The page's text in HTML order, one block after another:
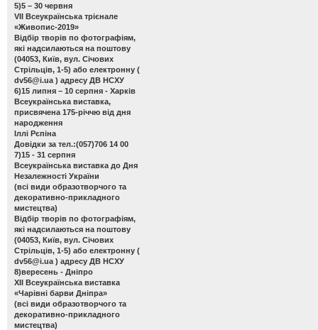
5)5 – 30 червня
VІІ Всеукраїнська трієнале
«Живопис-2019»
Відбір творів по фотографіям,
які надсилаються на поштову
(04053, Київ, вул. Січових
Стрільців, 1-5) або електронну (
dv56@i.ua ) адресу ДВ НСХУ
6)15 липня – 10 серпня - Харків
Всеукраїнська виставка,
присвячена 175-річчю від дня
народження
Іллі Рєпіна
Довідки за тел.:(057)706 14 00
7)15 - 31 серпня
Всеукраїнська виставка до Дня
Незалежності України
(всі види образотворчого та
декоративно-прикладного
мистецтва)
Відбір творів по фотографіям,
які надсилаються на поштову
(04053, Київ, вул. Січових
Стрільців, 1-5) або електронну (
dv56@i.ua ) адресу ДВ НСХУ
8)вересень - Дніпро
ХІІ Всеукраїнська виставка
«Чарівні барви Дніпра»
(всі види образотворчого та
декоративно-прикладного
мистецтва)